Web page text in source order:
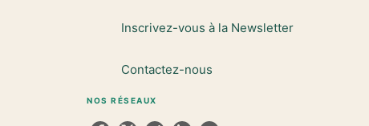
Inscrivez-vous à la Newsletter
Contactez-nous
NOS RÉSEAUX